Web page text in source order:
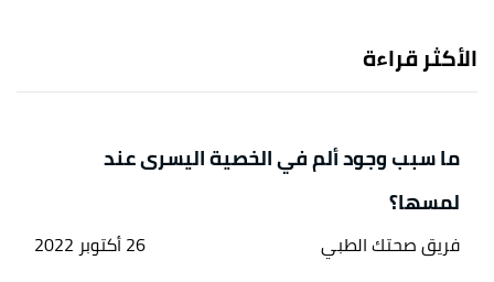
الأكثر قراءة
ما سبب وجود ألم في الخصية اليسرى عند
لمسها؟
فريق صحتك الطبي 26 أكتوبر 2022